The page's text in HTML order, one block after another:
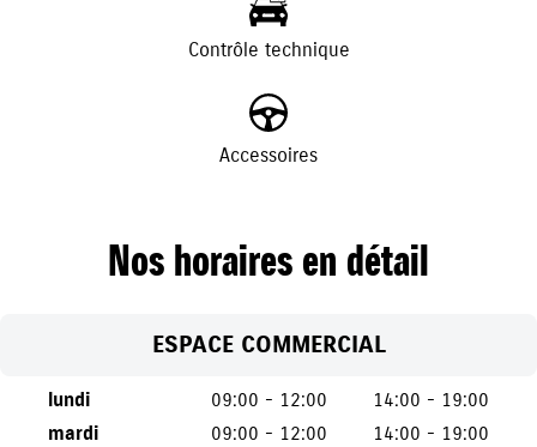
Contrôle technique
Accessoires
Nos horaires en détail
ESPACE COMMERCIAL
lundi 09:00 - 12:00
14:00 - 19:00
mardi
09:00 - 12:00
14:00 - 19:00